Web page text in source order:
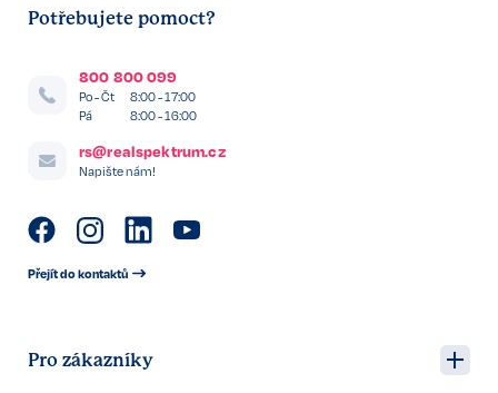
Pro zákazníky
Potřebujete pomoct?
800 800 099
Po - Čt
8:00 - 17:00
Pá
8:00 - 16:00
rs@realspektrum.cz
Napište nám!
Přejít do kontaktů